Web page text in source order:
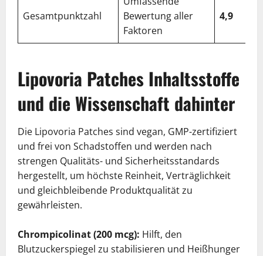
Gesamtpunktzahl
Bewertung aller
Faktoren
4,9
Lipovoria Patches Inhaltsstoffe
und die Wissenschaft dahinter
Die Lipovoria Patches sind vegan, GMP-zertifiziert
und frei von Schadstoffen und werden nach
strengen Qualitäts- und Sicherheitsstandards
hergestellt, um höchste Reinheit, Verträglichkeit
und gleichbleibende Produktqualität zu
gewährleisten.
Chrompicolinat (200 mcg): Hilft, den
Blutzuckerspiegel zu stabilisieren und Heißhunger